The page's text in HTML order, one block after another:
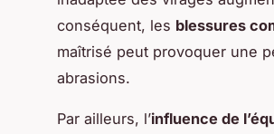
conséquent, les blessures
maîtrisé peut provoquer une
abrasions.
Par ailleurs, l’influence de